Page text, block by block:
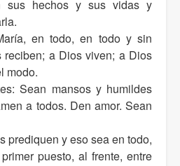
sus hechos y sus vidas y
en todo, en todo y sin
reciben; a Dios viven; a Dios
modo.
Sean mansos y humildes
a todos. Den amor. Sean
prediquen y eso sea en todo,
puesto, al frente, entre